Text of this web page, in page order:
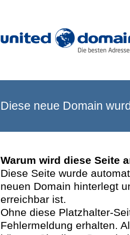
Diese neue Domain
Warum wird diese Seite
Diese Seite wurde
neuen Domain hinterlegt
erreichbar ist.
Ohne diese Platzhalter-
Fehlermeldung erhalten.